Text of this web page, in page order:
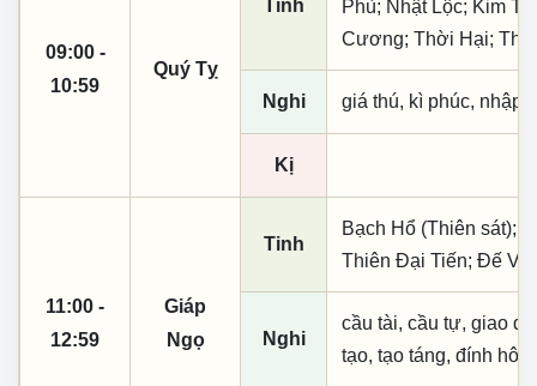
09:00 -
10:59
Quý Tỵ
Tinh
Phù; Nhật Lộc; Kim
Cương; Thời Hại;
Nghi giá thú, kì phúc, nhập
Kị
11:00 -
12:59
Giáp
Ngọ
Tinh
Bạch Hổ (Thiên sát);
Thiên Đại Tiến; Đế
Nghi
cầu tài, cầu tự, giao
tạo, tạo táng, đính hôn